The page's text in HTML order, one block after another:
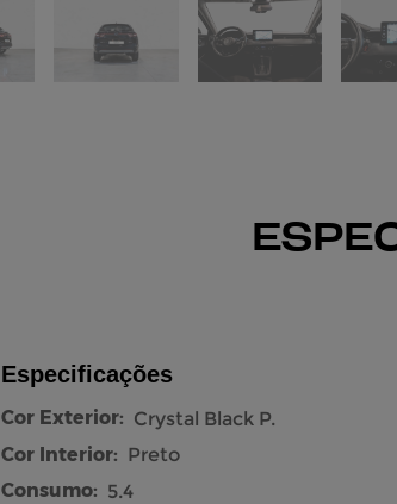
Especificações
Cor Exterior: Crystal Black P.
Cor Interior: Preto
Consumo: 5.4